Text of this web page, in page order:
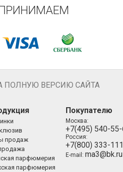
ПОЛНУЮ ВЕРСИЮ САЙТА
продаж
парфюмерия
парфюмерия
Покупателю
Москва:
+7(495) 540-
Россия:
+7(800) 333-
E-mail: ma3@bk.ru